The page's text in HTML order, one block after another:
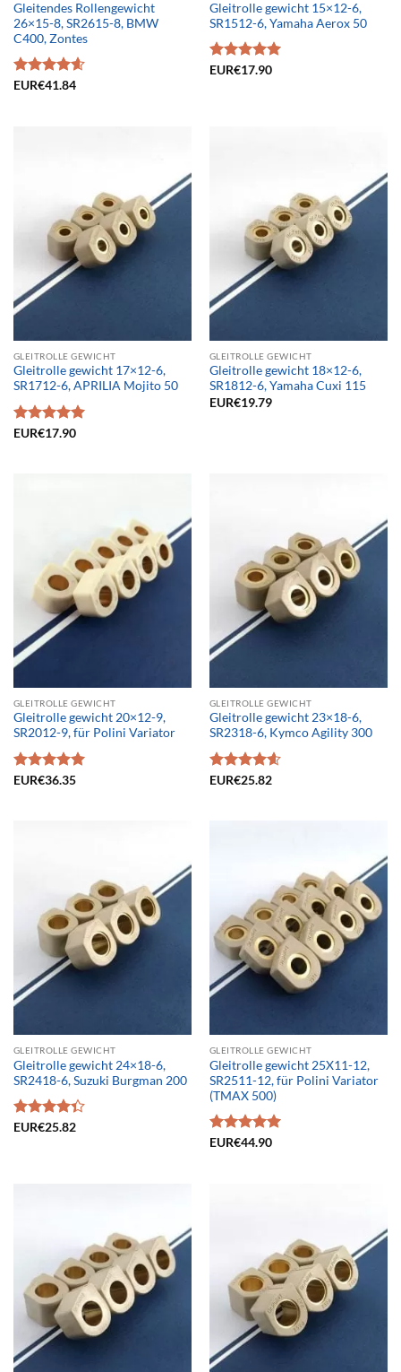
Gleitendes Rollengewicht
26×15-8, SR2615-8, BMW
C400, Zontes
Bewertet
EUR€41.84
Gleitrolle gewicht 15×12-6,
SR1512-6, Yamaha Aerox 50
Bewertet
EUR€17.90
GLEITROLLE GEWICHT
Gleitrolle gewicht 17×12-6,
SR1712-6, APRILIA Mojito 50
Bewertet
EUR€17.90
GLEITROLLE GEWICHT
Gleitrolle gewicht 18×12-6,
SR1812-6, Yamaha Cuxi 115
EUR€19.79
GLEITROLLE GEWICHT
Gleitrolle gewicht 20×12-9,
SR2012-9, für Polini Variator
Bewertet
EUR€36.35
GLEITROLLE GEWICHT
Gleitrolle gewicht 23×18-6,
SR2318-6, Kymco Agility 300
Bewertet
EUR€25.82
GLEITROLLE GEWICHT
Gleitrolle gewicht 24×18-6,
SR2418-6, Suzuki Burgman 200
Bewertet
EUR€25.82
GLEITROLLE GEWICHT
Gleitrolle gewicht 25X11-12,
SR2511-12, für Polini Variator
(TMAX 500)
Bewertet
EUR€44.90